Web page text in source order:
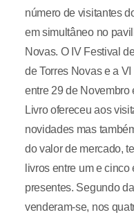
número de visitantes
em simultâneo no
Novas. O IV Festival
de Torres Novas e a
entre 29 de Novembro
Livro ofereceu aos
novidades mas
do valor de mercado,
livros entre um e
presentes. Segundo
venderam-se, nos